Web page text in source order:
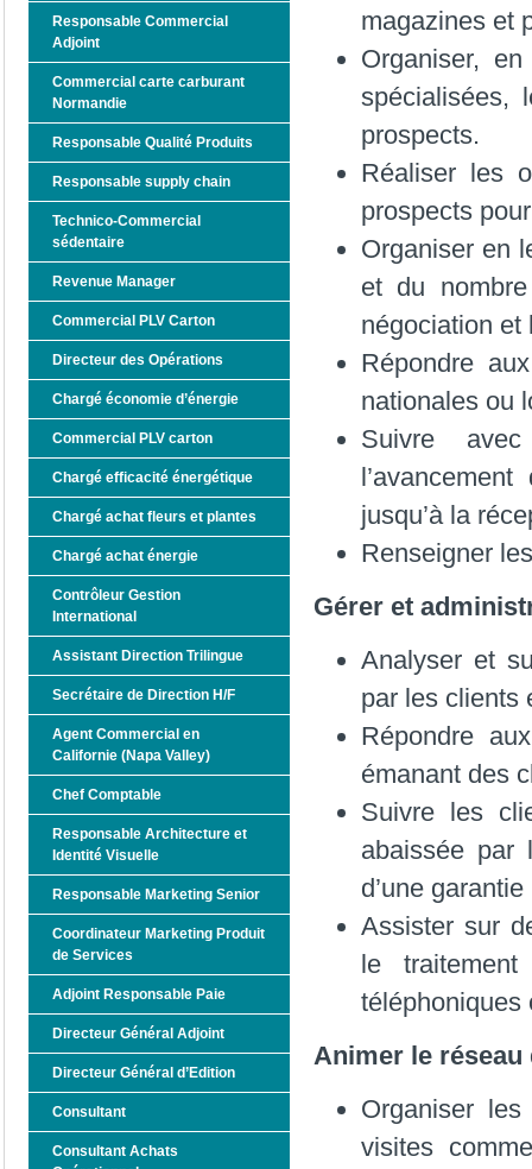
Responsable Commercial
Adjoint
Commercial carte carburant
Normandie
Responsable Qualité Produits
Responsable supply chain
Technico-Commercial
sédentaire
Revenue Manager
Commercial PLV Carton
Directeur des Opérations
Chargé économie d’énergie
Commercial PLV carton
Chargé efficacité énergétique
Chargé achat fleurs et plantes
Chargé achat énergie
Contrôleur Gestion
International
Assistant Direction Trilingue
Secrétaire de Direction H/F
Agent Commercial en
Californie (Napa Valley)
Chef Comptable
Responsable Architecture et
Identité Visuelle
Responsable Marketing Senior
Coordinateur Marketing Produit
de Services
Adjoint Responsable Paie
Directeur Général Adjoint
Directeur Général d’Edition
Consultant
Consultant Achats
magazines et
Organiser,
spécialisées,
prospects.
Réaliser les
prospects
Organiser en
et du
négociation et
Répondre
nationales ou
Suivre
jusqu’à la
Renseigner
Gérer et
Analyser et
par les clients
Répondre
émanant des
Suivre les
abaissée par
d’une
Assister sur
le
téléphoniques
Animer le
Organiser
visites